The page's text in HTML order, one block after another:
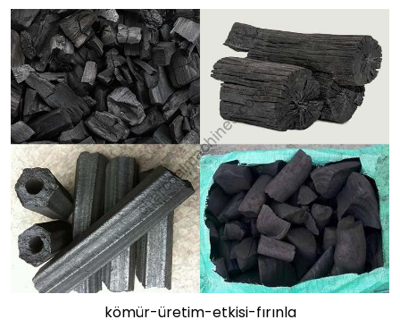
kömür-üretim-etkisi-fırınla